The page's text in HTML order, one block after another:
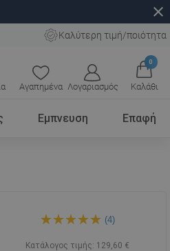
close
Καλύτερη τιμή/ποιότητα
Αγαπημένα Λογαριασμός
0
Καλάθι
Εμπνευση Επαφή
επιφανειακής τοποθέτησης
21484085R
(4)
Κατάλογος τιμής: 129,60 €